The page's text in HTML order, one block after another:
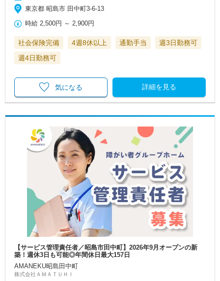
東京都 昭島市 田中町3-6-13
時給 2,500円 ～ 2,900円
社会保険完備 4週8休以上 通勤手当
週3日勤務可
週4日勤務可
詳細を見る
気になる
【サービス管理責任者／昭島市田中町】2026年9月オープンの新
築！週休3日も可能◎年間休日最大157日
AMANEKU昭島田中町
株式会社ＡＭＡＴＵＨＩ